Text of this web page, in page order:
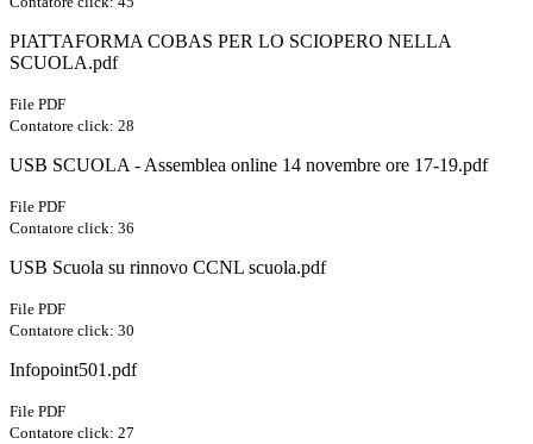
PIATTAFORMA COBAS PER LO SCIOPERO NELLA
SCUOLA.pdf
File PDF
Contatore click: 28
USB SCUOLA - Assemblea online 14 novembre ore 17-19.pdf
File PDF
Contatore click: 36
USB Scuola su rinnovo CCNL scuola.pdf
File PDF
Contatore click: 30
Infopoint501.pdf
File PDF
Contatore click: 27